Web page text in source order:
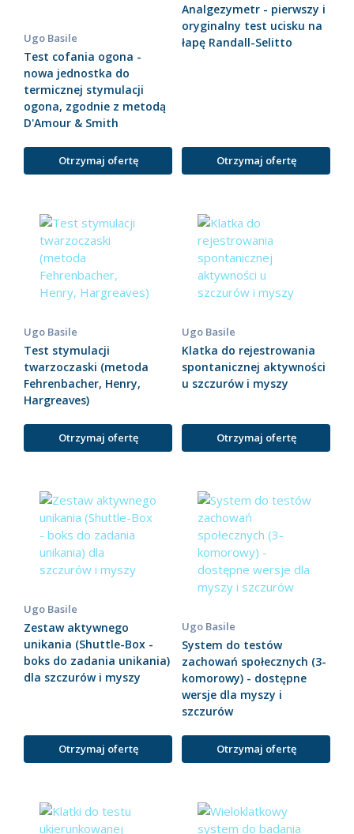
Ugo Basile
Test cofania ogona -
nowa jednostka do
termicznej stymulacji
ogona, zgodnie z metodą
D'Amour & Smith
Otrzymaj ofertę
Analgezymetr - pierwszy i
oryginalny test ucisku na
łapę Randall-Selitto
Otrzymaj ofertę
Ugo Basile
Test stymulacji
twarzoczaski (metoda
Fehrenbacher, Henry,
Hargreaves)
Otrzymaj ofertę
Ugo Basile
Klatka do rejestrowania
spontanicznej aktywności
u szczurów i myszy
Otrzymaj ofertę
Ugo Basile
Zestaw aktywnego
unikania (Shuttle-Box -
boks do zadania unikania)
dla szczurów i myszy
Otrzymaj ofertę
Ugo Basile
System do testów
zachowań społecznych (3-
komorowy) - dostępne
wersje dla myszy i
szczurów
Otrzymaj ofertę